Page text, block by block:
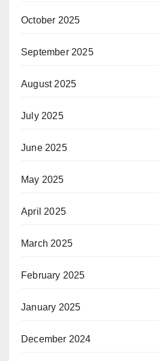
October 2025
September 2025
August 2025
July 2025
June 2025
May 2025
April 2025
March 2025
February 2025
January 2025
December 2024